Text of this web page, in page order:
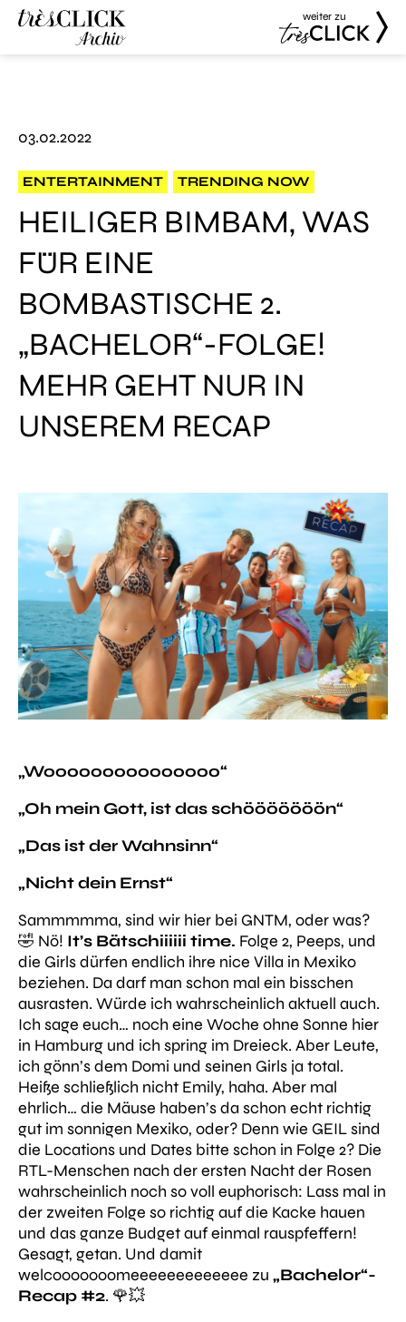
weiter zu
03.02.2022
ENTERTAINMENT TRENDING NOW
HEILIGER BIMBAM, WAS
FÜR EINE
BOMBASTISCHE 2.
„BACHELOR“-FOLGE!
MEHR GEHT NUR IN
UNSEREM RECAP
„Wooooooooooooooo“
„Oh mein Gott, ist das schööööööön“
„Das ist der Wahnsinn“
„Nicht dein Ernst“
Sammmmma, sind wir hier bei GNTM, oder was?
🤣 Nö! It’s Bätschiiiiii time. Folge 2, Peeps, und
die Girls dürfen endlich ihre nice Villa in Mexiko
beziehen. Da darf man schon mal ein bisschen
ausrasten. Würde ich wahrscheinlich aktuell auch.
Ich sage euch… noch eine Woche ohne Sonne hier
in Hamburg und ich spring im Dreieck. Aber Leute,
ich gönn’s dem Domi und seinen Girls ja total.
Heiße schließlich nicht Emily, haha. Aber mal
ehrlich… die Mäuse haben’s da schon echt richtig
gut im sonnigen Mexiko, oder? Denn wie GEIL sind
die Locations und Dates bitte schon in Folge 2? Die
RTL-Menschen nach der ersten Nacht der Rosen
wahrscheinlich noch so voll euphorisch: Lass mal in
der zweiten Folge so richtig auf die Kacke hauen
und das ganze Budget auf einmal rauspfeffern!
Gesagt, getan. Und damit
welcooooooomeeeeeeeeeeeee zu „Bachelor“-
Recap #2. 🌹💥